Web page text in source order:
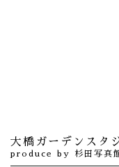
大橋ガーデンスタ
produce by 杉田写真